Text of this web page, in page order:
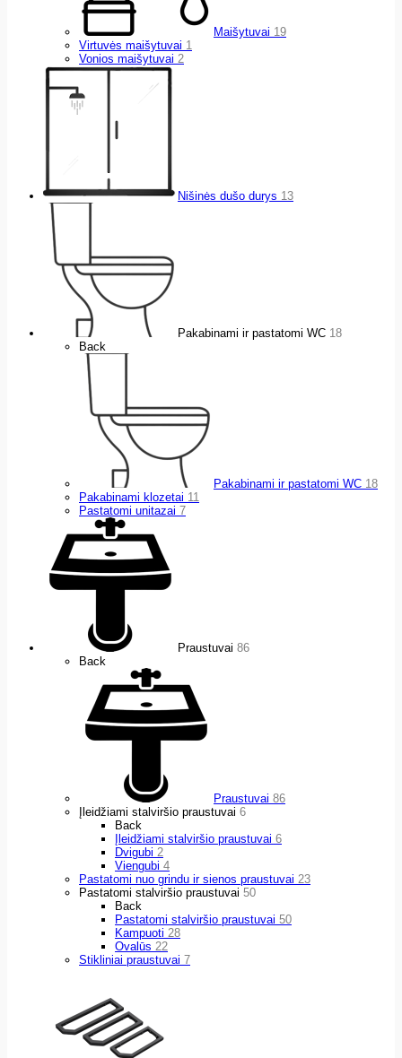
Maišytuvai 19
Virtuvės maišytuvai 1
Vonios maišytuvai 2
Nišinės dušo durys 13
Pakabinami ir pastatomi WC 18
Back
Pakabinami ir pastatomi WC 18
Pakabinami klozetai 11
Pastatomi unitazai 7
Praustuvai 86
Back
Praustuvai 86
Įleidžiami stalviršio praustuvai 6
Back
Įleidžiami stalviršio praustuvai 6
Dvigubi 2
Viengubi 4
Pastatomi nuo grindu ir sienos praustuvai 23
Pastatomi stalviršio praustuvai 50
Back
Pastatomi stalviršio praustuvai 50
Kampuoti 28
Ovalūs 22
Stikliniai praustuvai 7